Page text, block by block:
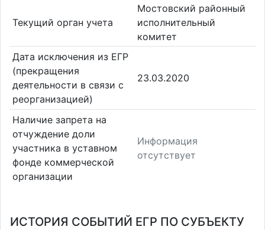
Текущий орган учета
Мостовский районный
исполнительный
комитет
Дата исключения из ЕГР
(прекращения
деятельности в связи с
реорганизацией)
23.03.2020
Наличие запрета на
отчуждение доли
участника в уставном
фонде коммерческой
организации
Информация
отсутствует
ИСТОРИЯ СОБЫТИЙ ЕГР ПО СУБЪЕКТУ